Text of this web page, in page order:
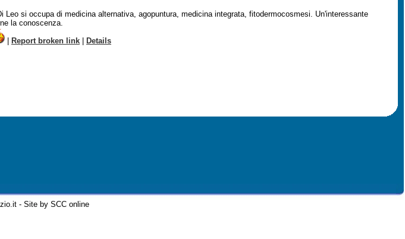
si occupa di medicina alternativa, agopuntura, medicina integrata, fitodermocosmesi. Un'interessante
la conoscenza.
Report broken link Details
- Site by SCC online